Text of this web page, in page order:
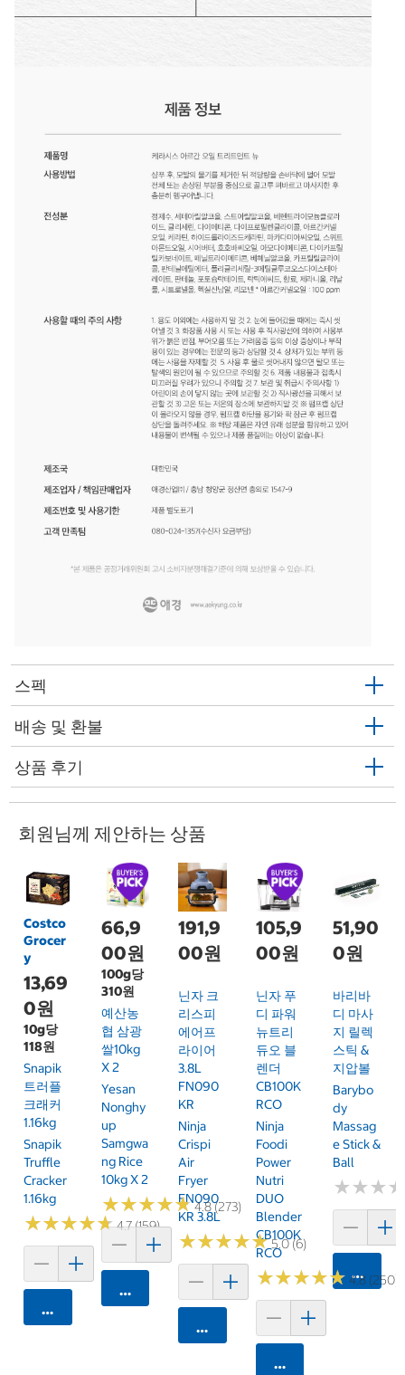
스펙
배송 및 환불
상품 후기
회원님께 제안하는 상품
Costco
Grocer
y
13,69
0원
10g당
118원
Snapik
트러플
크래커
1.16kg
Snapik
Truffle
Cracker
1.16kg
★★★★★
★★★★★4.7 (159)
카트에 담기
66,9
00원
100g당
310원
예산농
협 삼광
쌀10kg
X 2
Yesan
Nonghy
Up
Samgwa
Ng Rice
10kg X 2
★★★★★
★★★★★4.8 (273)
카트에 담기
191,9
00원
닌자 크
리스피
에어프
라이어
3.8L
FN090
KR
Ninja
Crispi
Air
Fryer
FN090
KR 3.8L
★★★★★
★★★★★5.0 (6)
카트에 담기
105,9
00원
닌자 푸
디 파워
뉴트리
듀오 블
렌더
CB100K
RCO
Ninja
Foodi
Power
Nutri
DUO
Blender
CB100K
RCO
★★★★★
★★★★★ 4.8 (250)
카트에 담기
51,90
0원
바리바
디 마사
지 릴렉
스틱 &
지압볼
Barybo
Dy
Massag
E Stick &
Ball
★★★
★★★
카트에